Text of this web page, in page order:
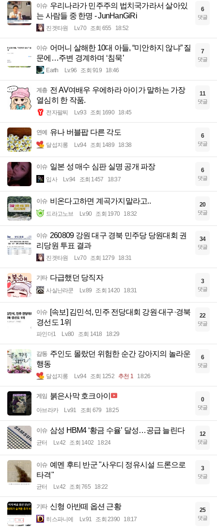
이슈 우리나라가 민주주의 법치국가라서 살아있
는 사람들 중 한명 - JunHanGiRi
진겟타원 Lv.70 조회 655 18:52
6
댓글
이슈 어머니 살해한 10대 아들, “미안하지 않냐” 질
문에…주변 경계하며 ‘침묵’
Earth Lv.96 조회 919 18:46
7
댓글
계층 전 AV여배우 우에하라 아이가 말하는 가장
열심히 한 작품.
전자팔찌 Lv.93 조회 1690 18:45
11
댓글
연예 유나 버블팝 다른 각도
달섭지롱 Lv.94 조회 1489 18:38
6
댓글
이슈 일본 성 매수 심판 실명 공개 파장
입사 Lv.94 조회 1457 18:37
6
댓글
이슈 비온다고하면 계곡가지말라고..
드라고노브 Lv.90 조회 1970 18:32
20
댓글
이슈 260809 강원 대구 경북 민주당 당원대회 권
리당원 투표 결과
진겟타원 Lv.70 조회 1279 18:31
34
댓글
기타 다급했던 당직자
사실난라쿤 Lv.89 조회 1420 18:31
3
댓글
이슈 [속보] 김민석, 민주 전당대회 강원·대구·경북
경선도 1위
파인더1 Lv.80 조회 1418 18:29
22
댓글
감동 주인도 몰랐던 위험한 순간 강아지의 놀라운
행동
달섭지롱 Lv.94 조회 1252 추천 1 18:26
6
댓글
게임 붉은사막 호크아이
아브라카 Lv.91 조회 679 18:25
0
댓글
이슈 삼성 HBM4 ‘황금 수율’ 달성…공급 늘린다
균터 Lv.42 조회 1402 18:24
12
댓글
이슈 예멘 후티 반군 "사우디 정유시설 드론으로
타격"
균터 Lv.42 조회 765 18:22
3
댓글
기타 신형 아반떼 옵션 근황
히스파니에 Lv.91 조회 2390 18:17
25
댓글